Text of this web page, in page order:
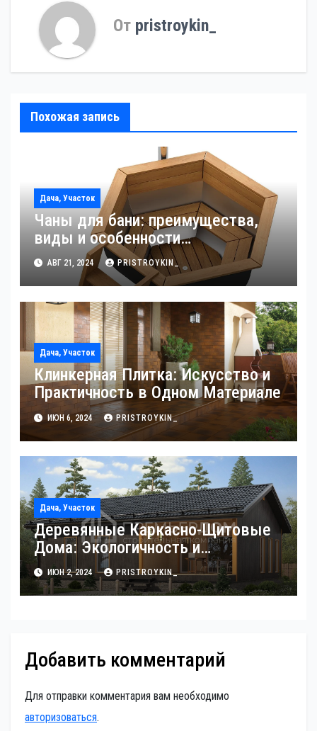
От pristroykin_
Похожая запись
Дача, Участок
Чаны для бани: преимущества,
виды и особенности
использования
АВГ 21, 2024 PRISTROYKIN_
Дача, Участок
Клинкерная Плитка: Искусство и
Практичность в Одном Материале
ИЮН 6, 2024 PRISTROYKIN_
Дача, Участок
Деревянные Каркасно-Щитовые
Дома: Экологичность и
Практичность
ИЮН 2, 2024 PRISTROYKIN_
Добавить комментарий
Для отправки комментария вам необходимо
авторизоваться.